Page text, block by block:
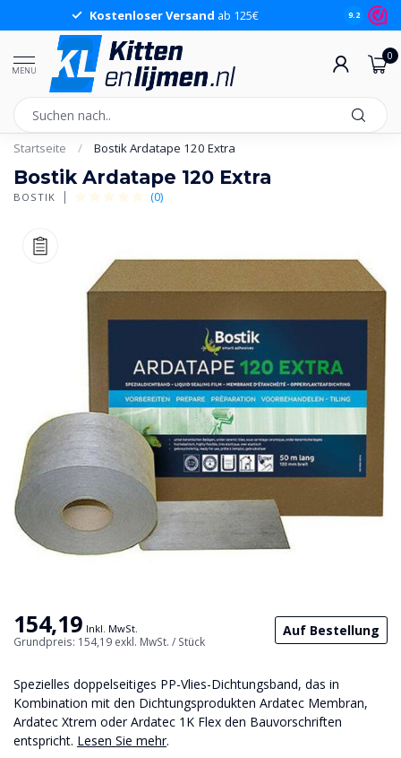
Kostenloser Versand ab 125€ 9.2
MENU
0
Startseite / Bostik Ardatape 120 Extra
Bostik Ardatape 120 Extra
BOSTIK (0)
154,19 Inkl. MwSt.
Grundpreis: 154,19 exkl. MwSt. / Stück
Auf Bestellung
Spezielles doppelseitiges PP-Vlies-Dichtungsband, das in
Kombination mit den Dichtungsprodukten Ardatec Membran,
Ardatec Xtrem oder Ardatec 1K Flex den Bauvorschriften
entspricht. Lesen Sie mehr.